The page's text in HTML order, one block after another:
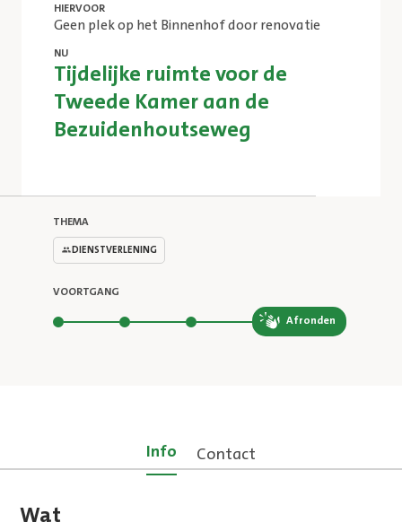
HIERVOOR
Geen plek op het Binnenhof door renovatie
NU
Tijdelijke ruimte voor de
Tweede Kamer aan de
Bezuidenhoutseweg
THEMA
DIENSTVERLENING
VOORTGANG
Stap 4 van 4
Afronden
Info Contact
Wat